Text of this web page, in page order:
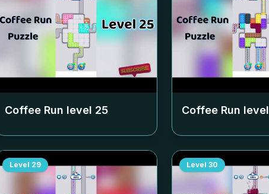
Coffee Run level 25 Coffee Run level
Level 29 Level 30